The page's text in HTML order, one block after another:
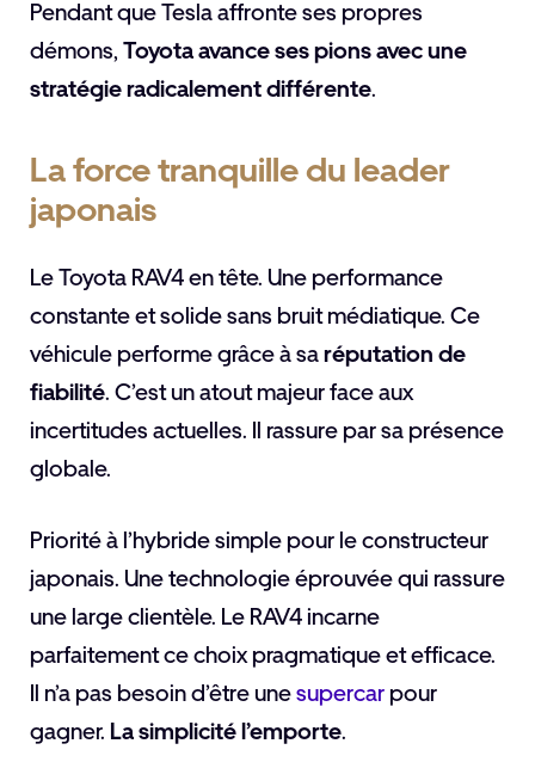
Pendant que Tesla affronte ses propres
démons, Toyota avance ses pions avec une
stratégie radicalement différente.
La force tranquille du leader
japonais
Le Toyota RAV4 en tête. Une performance
constante et solide sans bruit médiatique. Ce
véhicule performe grâce à saréputation de
fiabilité. C’est un atout majeur face aux
incertitudes actuelles. Il rassure par sa présence
globale.
Priorité à l’hybride simple pour le constructeur
japonais. Une technologie éprouvée qui rassure
une large clientèle. Le RAV4 incarne
parfaitement ce choix pragmatique et efficace.
Il n’a pas besoin d’être unesupercar pour
gagner. La simplicité l’emporte.